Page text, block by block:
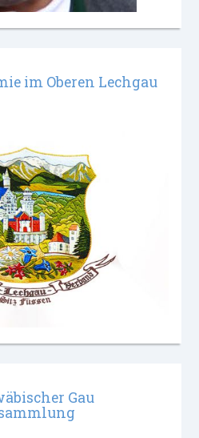
im Oberen Lechgau
Gau